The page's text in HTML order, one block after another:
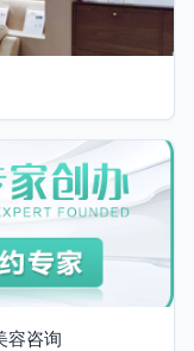
容咨询